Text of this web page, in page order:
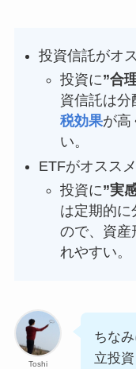
投資信託がオ
投資に”合
資信託は分
税効果が高
い。
ETFがオスス
投資に”実
は定期的に
ので、資産
れやすい。
Toshi
ちな
立投